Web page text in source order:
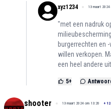
xyz1234 13 maart 2024
"met een nadruk
burgerrechten en
willen verkopen.
een heel andere
5+
shooter 13 maart 2024 om 13:20 +